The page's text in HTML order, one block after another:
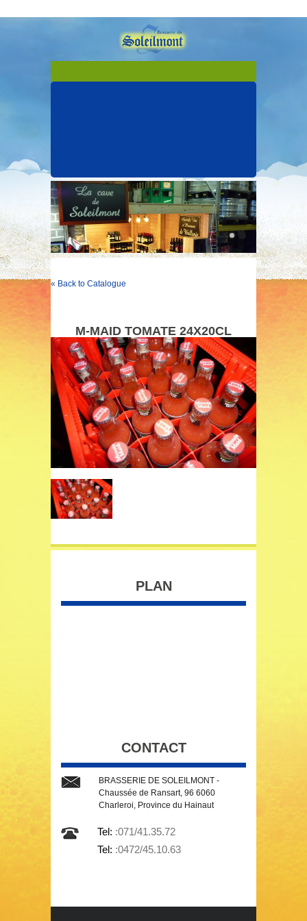
« Back to Catalogue
M-MAID TOMATE 24X20CL
PLAN
CONTACT
BRASSERIE DE SOLEILMONT -
Chaussée de Ransart, 96 6060
Charleroi, Province du Hainaut
Tel: :071/41.35.72
Tel: :0472/45.10.63